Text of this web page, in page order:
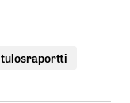
tulosraportti